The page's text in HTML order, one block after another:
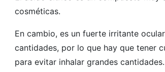
cosméticas.
En cambio, es un fuerte irritante
cantidades, por lo que hay que tener
para evitar inhalar grandes cantidades.